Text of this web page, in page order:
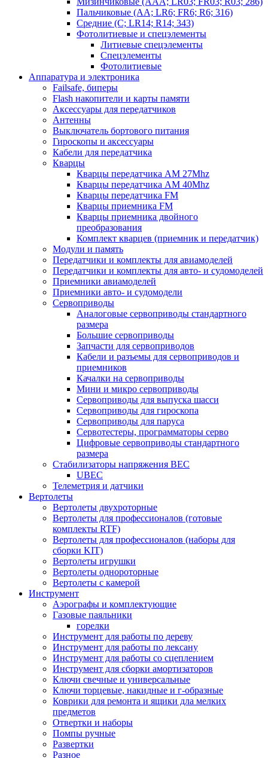
Пальчиковые (AA; LR6; FR6; R6; 316)
Средние (C; LR14; R14; 343)
Фотолитиевые и спецэлементы
Литиевые спецэлементы
Спецэлементы
Фотолитиевые
Аппаратура и электроника
Failsafe, биперы
Flash накопители и карты памяти
Аксессуары для передатчиков
Антенны
Выключатель бортового питания
Гироскопы и аксессуары
Кабели для передатчика
Кварцы
Кварцы передатчика AM 27Mhz
Кварцы передатчика AM 40Mhz
Кварцы передатчика FM
Кварцы приемника FM
Кварцы приемника двойного
преобразования
Комплект кварцев (приемник и передатчик)
Модули и память
Передатчики и комплекты для авиамоделей
Передатчики и комплекты для авто- и судомоделей
Приемники авиамоделей
Приемники авто- и судомодели
Сервоприводы
Аналоговые сервоприводы стандартного
размера
Большие сервоприводы
Запчасти для сервоприводов
Кабели и разъемы для сервоприводов и
приемников
Качалки на сервоприводы
Мини и микро сервоприводы
Сервоприводы для выпуска шасси
Сервоприводы для гироскопа
Сервоприводы для паруса
Сервотестеры, программаторы серво
Цифровые сервоприводы стандартного
размера
Стабилизаторы напряжения BEC
UBEC
Телеметрия и датчики
Вертолеты
Вертолеты двухроторные
Вертолеты для профессионалов (готовые
комплекты RTF)
Вертолеты для профессионалов (наборы для
сборки KIT)
Вертолеты игрушки
Вертолеты однороторные
Вертолеты с камерой
Инструмент
Аэрографы и комплектующие
Газовые паяльники
горелки
Инструмент для работы по дереву
Инструмент для работы по лексану
Инструмент для работы со сцеплением
Инструмент для сборки амортизаторов
Ключи свечные и универсальные
Ключи торцевые, накидные и г-образные
Коврики для ремонта и ящики дла мелких
предметов
Отвертки и наборы
Помпы ручные
Развертки
Разное